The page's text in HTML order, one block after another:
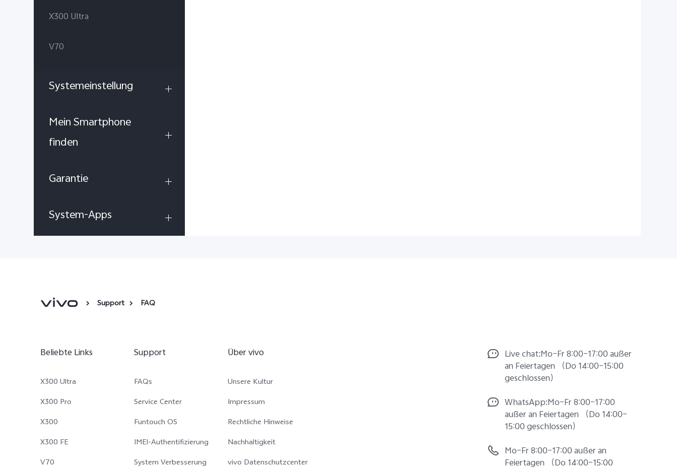
X300 Ultra
V70
Systemeinstellung
Mein Smartphone
finden
Garantie
System-Apps
Support FAQ
Beliebte Links
X300 Ultra
X300 Pro
X300
X300 FE
V70
Support
FAQs
Service Center
Funtouch OS
IMEI-Authentifizierung
System Verbesserung
Über vivo
Unsere Kultur
Impressum
Rechtliche Hinweise
Nachhaltigkeit
vivo Datenschutzcenter
Live chat:Mo–Fr 8:00–17:00 außer
an Feiertagen （Do 14:00–15:00
geschlossen）
WhatsApp:Mo–Fr 8:00–17:00
außer an Feiertagen （Do 14:00–
15:00 geschlossen）
Mo–Fr 8:00–17:00 außer an
Feiertagen （Do 14:00–15:00